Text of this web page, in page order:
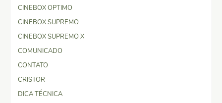
CINEBOX OPTIMO
CINEBOX SUPREMO
CINEBOX SUPREMO X
COMUNICADO
CONTATO
CRISTOR
DICA TÉCNICA